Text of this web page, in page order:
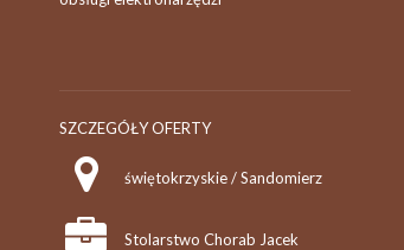
SZCZEGÓŁY OFERTY
świętokrzyskie / Sandomierz
Stolarstwo Chorab Jacek